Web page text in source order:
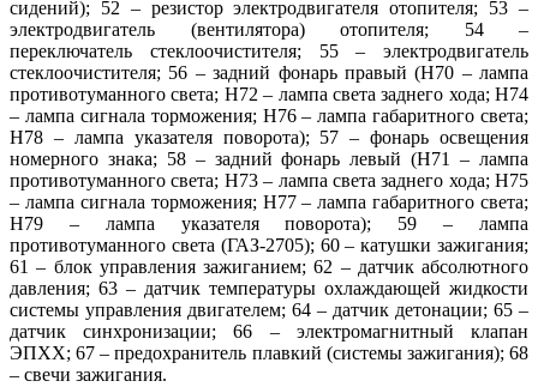
сидений); 52 – резистор электродвигателя отопителя; 53 –
электродвигатель (вентилятора) отопителя; 54 –
переключатель стеклоочистителя; 55 – электродвигатель
стеклоочистителя; 56 – задний фонарь правый (Н70 – лампа
противотуманного света; Н72 – лампа света заднего хода; Н74
– лампа сигнала торможения; Н76 – лампа габаритного света;
Н78 – лампа указателя поворота); 57 – фонарь освещения
номерного знака; 58 – задний фонарь левый (Н71 – лампа
противотуманного света; Н73 – лампа света заднего хода; Н75
– лампа сигнала торможения; Н77 – лампа габаритного света;
Н79 – лампа указателя поворота); 59 – лампа
противотуманного света (ГАЗ-2705); 60 – катушки зажигания;
61 – блок управления зажиганием; 62 – датчик абсолютного
давления; 63 – датчик температуры охлаждающей жидкости
системы управления двигателем; 64 – датчик детонации; 65 –
датчик синхронизации; 66 – электромагнитный клапан
ЭПХХ; 67 – предохранитель плавкий (системы зажигания); 68
– свечи зажигания.